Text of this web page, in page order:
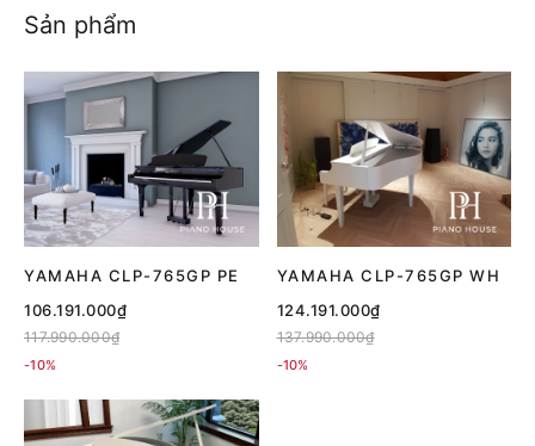
Sản phẩm
YAMAHA CLP-765GP PE
106.191.000₫
117.990.000₫
-10%
YAMAHA CLP-765GP WH
124.191.000₫
137.990.000₫
-10%